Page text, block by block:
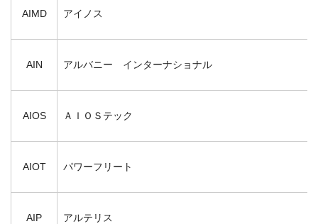
AIMD アイノス
AIN アルバニー インターナショナル
AIOS ＡＩＯＳテック
AIOT パワーフリート
AIP アルテリス